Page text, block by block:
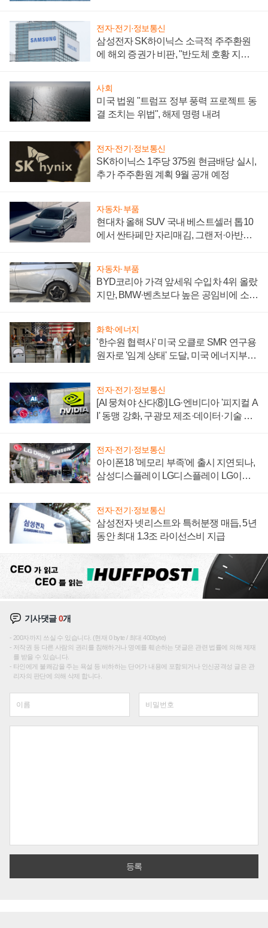
전자·전기·정보통신
삼성전자 SK하이닉스 소극적 주주환원
에 해외 증권가 비판, "반도체 호황 지속
사회
미국 법원 "트럼프 정부 풍력 프로젝트 동
결 조치는 위법", 해제 명령 내려
전자·전기·정보통신
SK하이닉스 1주당 375원 현금배당 실시,
추가 주주환원 계획 9월 공개 예정
자동차·부품
현대차 올해 SUV 국내 베스트셀러 톱10
에서 싼타페만 자리매김, 그랜저·아반떼
자동차·부품
BYD코리아 가격 앞세워 수입차 4위 올랐
지만, BMW·벤츠보다 높은 공임비에 소비
화학·에너지
'한수원 협력사' 미국 오클로 SMR 연구용
원자로 '임계 상태' 도달, 미국 에너지부
전자·전기·정보통신
[AI 뭉쳐야 산다⑧] LG·엔비디아 '피지컬 A
I' 동맹 강화, 구광모 제조·데이터·기술 결
전자·전기·정보통신
아이폰18 '메모리 부족'에 출시 지연되나,
삼성디스플레이 LG디스플레이 LG이노
전자·전기·정보통신
삼성전자 넷리스트와 특허분쟁 매듭, 5년
동안 최대 1.3조 라이선스비 지급
기사댓글0개
200자까지 쓰실 수 있습니다. (현재 0 byte / 최대 400byte)
저작권 등 다른 사람의 권리를 침해하거나 명예를 훼손하는 댓글은 관련 법률에 의해 제재
를 받을 수 있습니다.
타인에게 불쾌감을 주는 욕설 등 비하하는 단어가 내용에 포함되거나 인신공격성 글은 관
리자의 판단에 의해 삭제 합니다.